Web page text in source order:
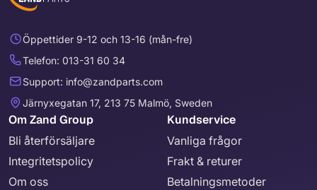
Öppettider 9-12 och 13-16 (mån-fre)
Telefon: 013-31 60 34
Support: info@zandparts.com
Järnyxegatan 17, 213 75 Malmö, Sweden
Om Zand Group
Bli återförsäljare
Integritetspolicy
Om oss
Kundservice
Vanliga frågor
Frakt & returer
Betalningsmetoder